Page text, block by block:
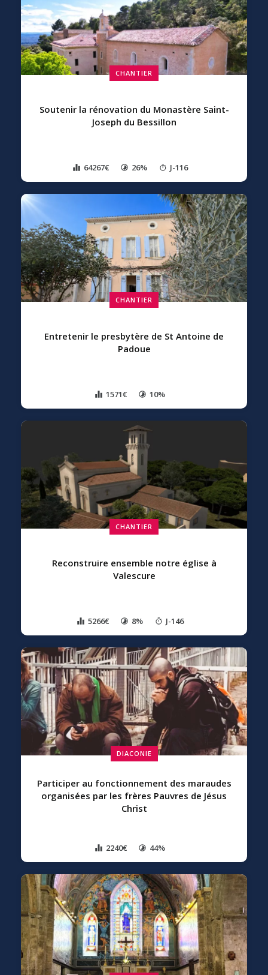
CHANTIER
Soutenir la rénovation du Monastère Saint-
Joseph du Bessillon
64267€ 26% J-116
CHANTIER
Entretenir le presbytère de St Antoine de
Padoue
1571€ 10%
CHANTIER
Reconstruire ensemble notre église à
Valescure
5266€ 8% J-146
DIACONIE
Participer au fonctionnement des maraudes
organisées par les frères Pauvres de Jésus
Christ
2240€ 44%